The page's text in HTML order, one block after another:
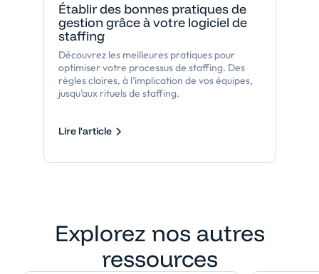
Établir des bonnes pratiques de
gestion grâce à votre logiciel de
staffing
Découvrez les meilleures pratiques pour
optimiser votre processus de staffing. Des
règles claires, à l’implication de vos équipes,
jusqu’aux rituels de staffing.
Lire l'article
Explorez nos autres
ressources